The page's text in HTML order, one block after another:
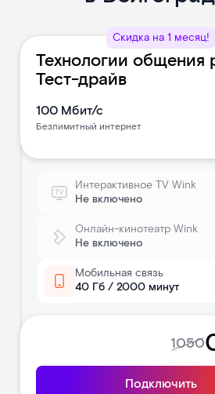
Скидка на 1 месяц!
Технологии общения
Тест-драйв
100 Мбит/с
Безлимитный интернет
Интерактивное TV Wink
Не включено
Онлайн-кинотеатр Wink
Не включено
Мобильная связь
40 Гб / 2000 минут
1050
Подключить